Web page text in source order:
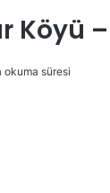
Köyü –
okuma süresi